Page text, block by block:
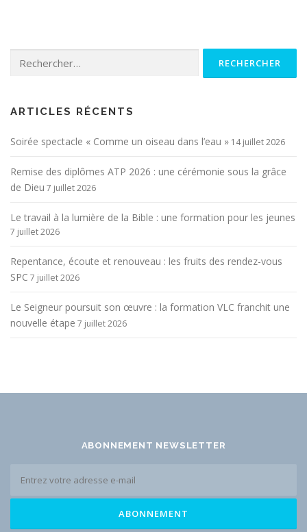
ARTICLES RÉCENTS
Soirée spectacle « Comme un oiseau dans l’eau » 14 juillet 2026
Remise des diplômes ATP 2026 : une cérémonie sous la grâce
de Dieu 7 juillet 2026
Le travail à la lumière de la Bible : une formation pour les jeunes
7 juillet 2026
Repentance, écoute et renouveau : les fruits des rendez-vous
SPC 7 juillet 2026
Le Seigneur poursuit son œuvre : la formation VLC franchit une
nouvelle étape 7 juillet 2026
ABONNEMENT NEWSLETTER